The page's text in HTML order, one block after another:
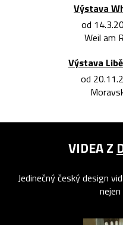
Výstava
od
Weil am
Výstava
od
VIDEA Z
Jedinečný český design